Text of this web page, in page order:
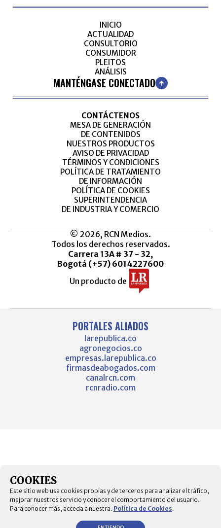
INICIO
ACTUALIDAD
CONSULTORIO
CONSUMIDOR
PLEITOS
ANÁLISIS
MANTÉNGASE CONECTADO
CONTÁCTENOS
MESA DE GENERACIÓN
DE CONTENIDOS
NUESTROS PRODUCTOS
AVISO DE PRIVACIDAD
TÉRMINOS Y CONDICIONES
POLÍTICA DE TRATAMIENTO
DE INFORMACIÓN
POLÍTICA DE COOKIES
SUPERINTENDENCIA
DE INDUSTRIA Y COMERCIO
© 2026, RCN Medios.
Todos los derechos reservados.
Carrera 13A # 37 - 32,
Bogotá (+57) 6014227600
Un producto de
PORTALES ALIADOS
larepublica.co
agronegocios.co
empresas.larepublica.co
firmasdeabogados.com
canalrcn.com
rcnradio.com
COOKIES
Este sitio web usa cookies propias y de terceros para analizar el tráfico,
mejorar nuestros servicio y conocer el comportamiento del usuario.
Para conocer más, acceda a nuestra. Política de Cookies.